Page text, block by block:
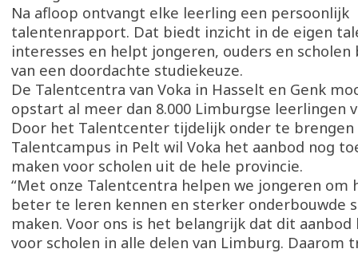
Na afloop ontvangt elke leerling een persoonlijk
talentenrapport. Dat biedt inzicht in de eigen
interesses en helpt jongeren, ouders en
van een doordachte studiekeuze.
De Talentcentra van Voka in Hasselt en Genk
opstart al meer dan 8.000 Limburgse leerlingen
Door het Talentcenter tijdelijk onder te brengen
Talentcampus in Pelt wil Voka het aanbod nog
maken voor scholen uit de hele provincie.
“Met onze Talentcentra helpen we jongeren om
beter te leren kennen en sterker onderbouwde
maken. Voor ons is het belangrijk dat dit
voor scholen in alle delen van Limburg. Daarom